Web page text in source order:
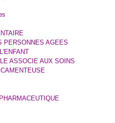
PERSONNES AGEES
ASSOCIE AUX SOINS